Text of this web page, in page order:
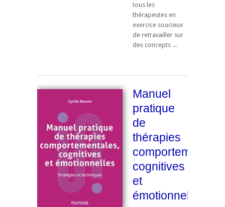
tous les
thérapeutes en
exercice soucieux
de retravailler sur
des concepts ...
Manuel
pratique
de
thérapies
cognitives
et
émotionnelles